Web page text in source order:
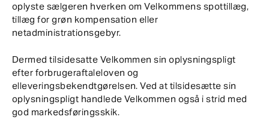
oplyste sælgeren hverken om Velkommens spottillæg,
tillæg for grøn kompensation eller
netadministrationsgebyr.
Dermed tilsidesatte Velkommen sin oplysningspligt
efter forbrugeraftaleloven og
elleveringsbekendtgørelsen. Ved at tilsidesætte sin
oplysningspligt handlede Velkommen også i strid med
god markedsføringsskik.